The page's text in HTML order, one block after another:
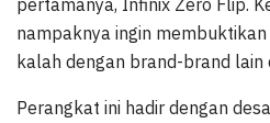
nampaknya ingin
kalah dengan brand-brand lain
Perangkat ini hadir dengan